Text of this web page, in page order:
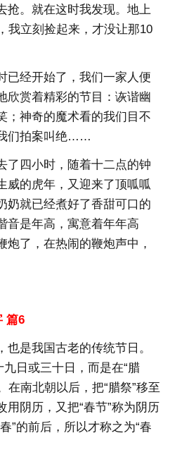
抢。就在这时我发现。地上
我立刻捡起来，才没让那10
已经开始了，我们一家人便
欣赏着精彩的节目：诙谐幽
；神奇的魔术看的我们目不
们拍案叫绝……
了四小时，随着十二点的钟
威的虎年，又迎来了顶呱呱
奶就已经煮好了香甜可口的
音是年高，寓意着年年高
炮了，在热闹的鞭炮声中，
篇6
也是我国古老的传统节日。
九日或三十日，而是在“腊
在南北朝以后，把“腊祭”移至
用阴历，又把“春节”称为阴历
”的前后，所以才称之为“春